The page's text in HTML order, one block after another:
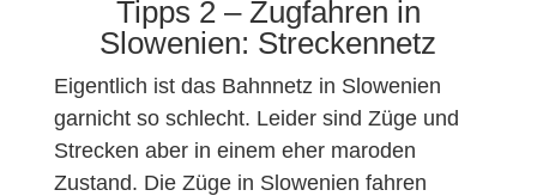
Tipps 2 – Zugfahren in
Slowenien: Streckennetz
Eigentlich ist das Bahnnetz in Slowenien
garnicht so schlecht. Leider sind Züge und
Strecken aber in einem eher maroden
Zustand. Die Züge in Slowenien fahren